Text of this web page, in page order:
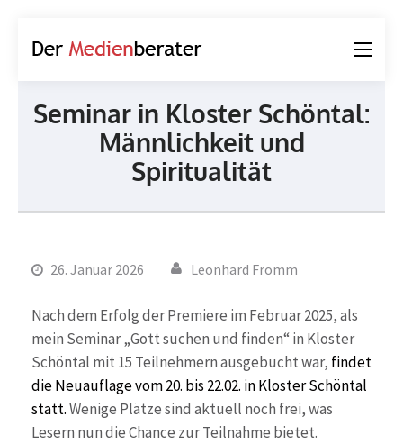
Seminar in Kloster Schöntal:
Männlichkeit und
Spiritualität
26. Januar 2026 Leonhard Fromm
Nach dem Erfolg der Premiere im Februar 2025, als
mein Seminar „Gott suchen und finden“ in Kloster
Schöntal mit 15 Teilnehmern ausgebucht war, findet
die Neuauflage vom 20. bis 22.02. in Kloster Schöntal
statt.Wenige Plätze sind aktuell noch frei, was
Lesern nun die Chance zur Teilnahme bietet.